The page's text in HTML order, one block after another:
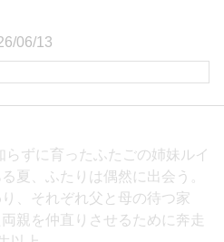
06/13
らずに育ったふたごの姉妹ルイ
夏、ふたりは偶然に出会う。
、それぞれ父と母の待つ家
親を仲直りさせるために奔走